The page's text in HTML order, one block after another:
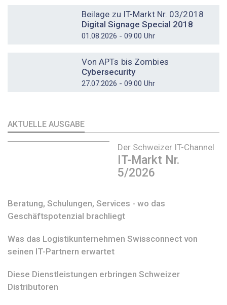
Beilage zu IT-Markt Nr. 03/2018
Digital Signage Special 2018
01.08.2026 - 09:00 Uhr
Von APTs bis Zombies
Cybersecurity
27.07.2026 - 09:00 Uhr
AKTUELLE AUSGABE
Der Schweizer IT-Channel
IT-Markt Nr.
5/2026
Beratung, Schulungen, Services - wo das
Geschäftspotenzial brachliegt
Was das Logistikunternehmen Swissconnect von
seinen IT-Partnern erwartet
Diese Dienstleistungen erbringen Schweizer
Distributoren